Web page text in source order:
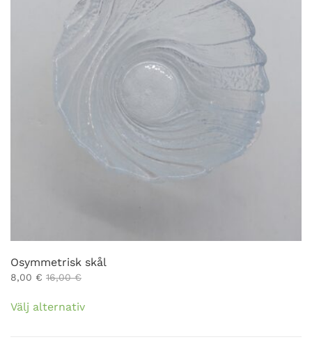
Osymmetrisk skål
8,00 € 16,00€
Välj alternativhär